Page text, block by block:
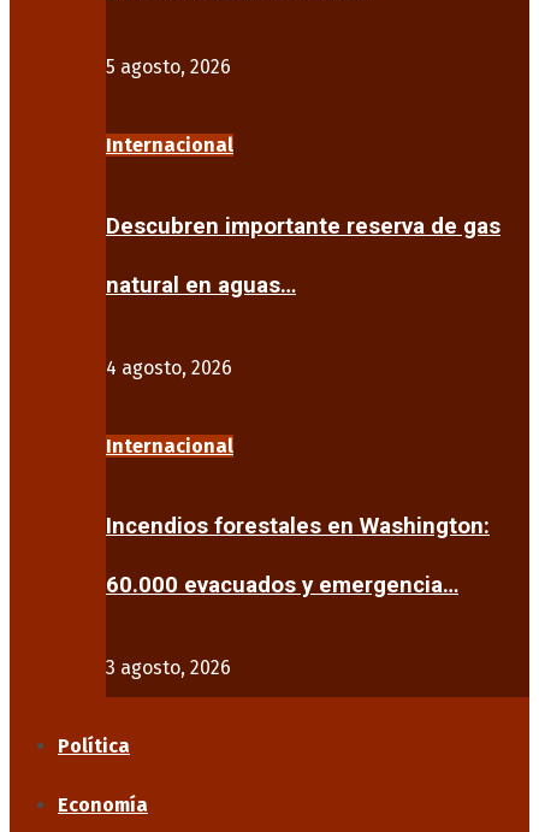
5 agosto, 2026
Internacional
Descubren importante reserva de gas
natural en aguas…
4 agosto, 2026
Internacional
Incendios forestales en Washington:
60.000 evacuados y emergencia…
3 agosto, 2026
Política
Economía